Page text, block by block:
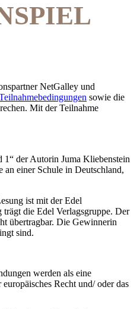
NetGalley und
sowie die
Mit der Teilnahme
der Autorin Juma Kliebenstein
einer Schule in Deutschland,
ist mit der Edel
die Edel Verlagsgruppe. Der
übertragbar. Die Gewinnerin
sind.
werden als eine
Recht und/ oder das